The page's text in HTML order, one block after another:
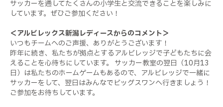
サッカーを通してたくさんの小学生と交流できることを楽しみに
しています。ぜひご参加ください！
＜アルビレックス新潟レディースからのコメント＞
いつもチームへのご声援、ありがとうございます！
昨年に続き、私たちが拠点とするアルビレッジで子どもたちに会
えることを心待ちにしています。 サッカー教室の翌日（10月13
日）は私たちのホームゲームもあるので、アルビレッジで一緒に
サッカーをして、翌日はみんなでビッグスワンへ行きましょう！
ご参加をお待ちしています。